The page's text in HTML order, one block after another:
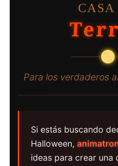
CASA
Para los verdaderos
Si estás buscando
Halloween,
ideas para crear una